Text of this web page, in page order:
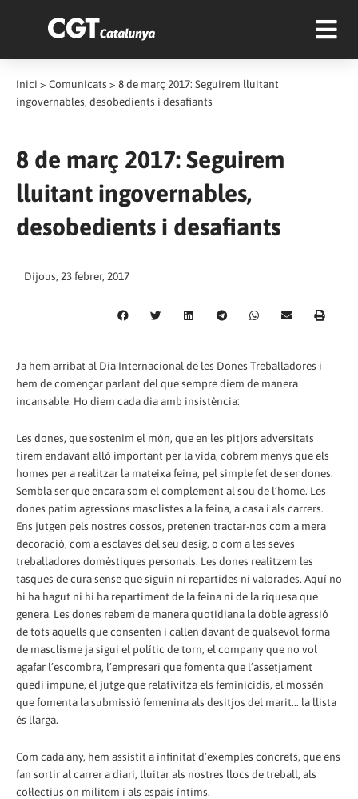
Inici > Comunicats > 8 de març 2017: Seguirem lluitant
ingovernables, desobedients i desafiants
8 de març 2017: Seguirem
lluitant ingovernables,
desobedients i desafiants
Dijous, 23 febrer, 2017
Ja hem arribat al Dia Internacional de les Dones Treballadores i
hem de començar parlant del que sempre diem de manera
incansable. Ho diem cada dia amb insistència:
Les dones, que sostenim el món, que en les pitjors adversitats
tirem endavant allò important per la vida, cobrem menys que els
homes per a realitzar la mateixa feina, pel simple fet de ser dones.
Sembla ser que encara som el complement al sou de l’home. Les
dones patim agressions masclistes a la feina, a casa i als carrers.
Ens jutgen pels nostres cossos, pretenen tractar-nos com a mera
decoració, com a esclaves del seu desig, o com a les seves
treballadores domèstiques personals. Les dones realitzem les
tasques de cura sense que siguin ni repartides ni valorades. Aquí no
hi ha hagut ni hi ha repartiment de la feina ni de la riquesa que
genera. Les dones rebem de manera quotidiana la doble agressió
de tots aquells que consenten i callen davant de qualsevol forma
de masclisme ja sigui el polític de torn, el company que no vol
agafar l’escombra, l’empresari que fomenta que l’assetjament
quedi impune, el jutge que relativitza els feminicidis, el mossèn
que fomenta la submissió femenina als desitjos del marit... la llista
és llarga.
Com cada any, hem assistit a infinitat d’exemples concrets, que ens
fan sortir al carrer a diari, lluitar als nostres llocs de treball, als
col·lectius on militem i als espais íntims.